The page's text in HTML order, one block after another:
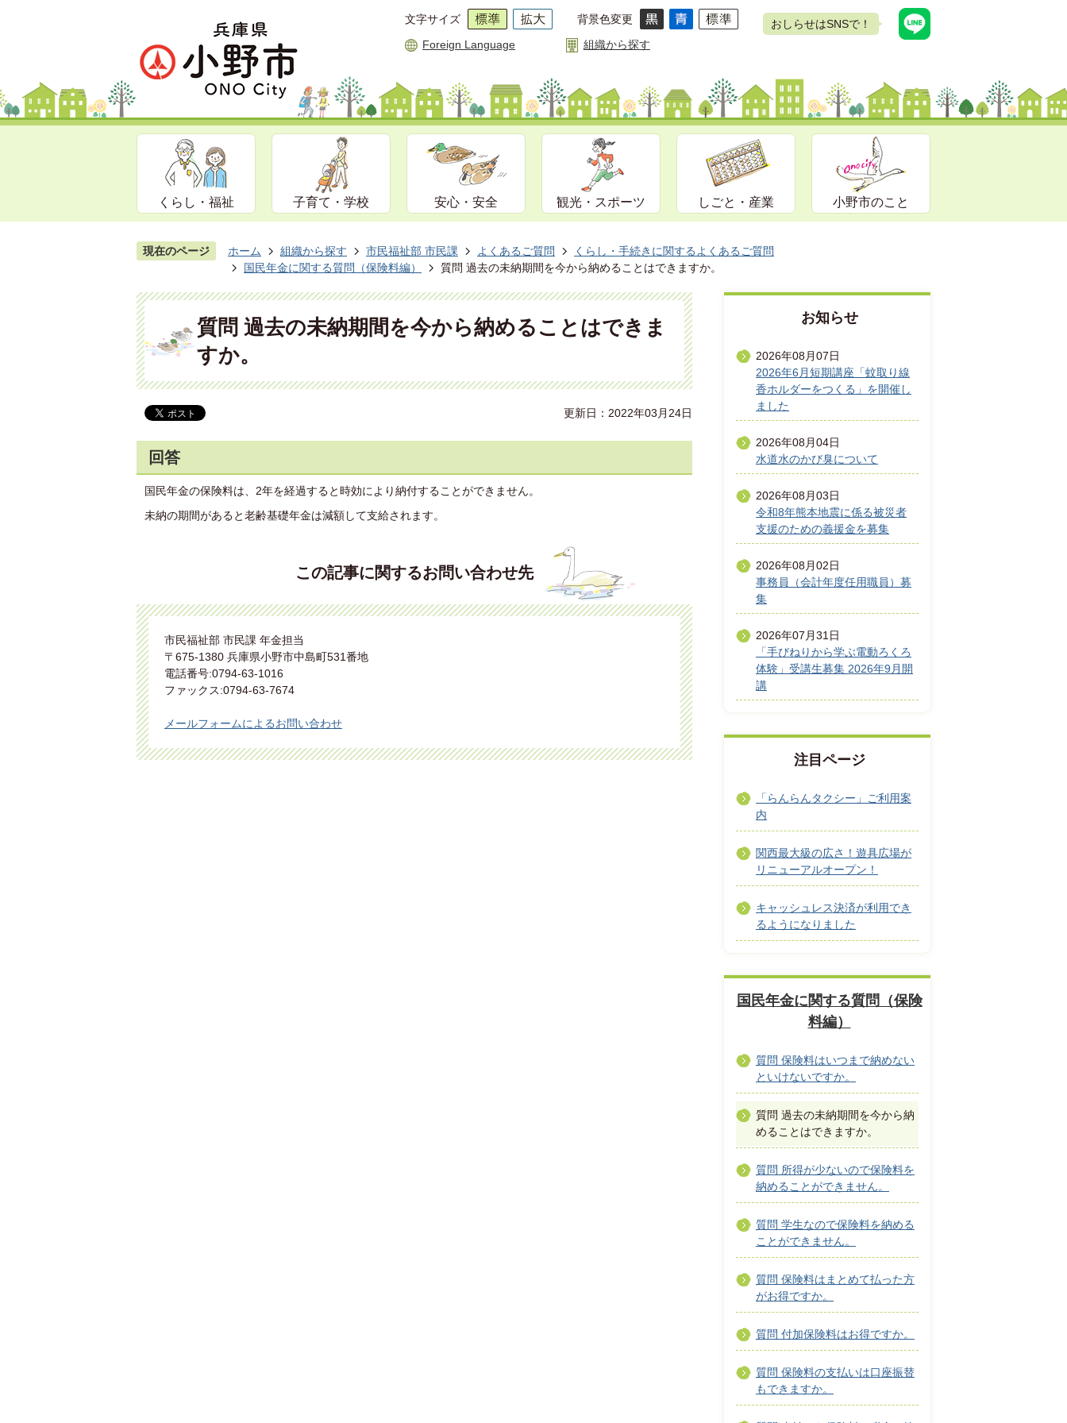
文字サイズ 背景色変更
Foreign Language 組織から探す
おしらせはSNSで！
くらし・福祉 子育て・学校 安心・安全 観光・スポーツ しごと・産業 小野市のこと
現在のページ ホーム 組織から探す 市民福祉部 市民課 よくあるご質問
くらし・手続きに関するよくあるご質問
国民年金に関する質問（保険料編）
質問 過去の未納期間を今から納めることはできますか。
質問 過去の未納期間を今から納めることはできま
すか。
更新日：2022年03月24日
回答
国民年金の保険料は、2年を経過すると時効により納付することができません。
未納の期間があると老齢基礎年金は減額して支給されます。
この記事に関するお問い合わせ先
市民福祉部 市民課 年金担当
〒675-1380 兵庫県小野市中島町531番地
電話番号:0794-63-1016
ファックス:0794-63-7674
メールフォームによるお問い合わせ
お知らせ
2026年08月07日
2026年6月短期講座「蚊取り線
香ホルダーをつくる」を開催し
ました
2026年08月04日
水道水のかび臭について
2026年08月03日
令和8年熊本地震に係る被災者
支援のための義援金を募集
2026年08月02日
事務員（会計年度任用職員）募
集
2026年07月31日
「手びねりから学ぶ電動ろくろ
体験」受講生募集 2026年9月開
講
注目ページ
「らんらんタクシー」ご利用案
内
関西最大級の広さ！遊具広場が
リニューアルオープン！
キャッシュレス決済が利用でき
るようになりました
国民年金に関する質問（保険
料編）
質問 保険料はいつまで納めない
といけないですか。
質問 過去の未納期間を今から納
めることはできますか。
質問 所得が少ないので保険料を
納めることができません。
質問 学生なので保険料を納める
ことができません。
質問 保険料はまとめて払った方
がお得ですか。
質問 付加保険料はお得ですか。
質問 保険料の支払いは口座振替
もできますか。